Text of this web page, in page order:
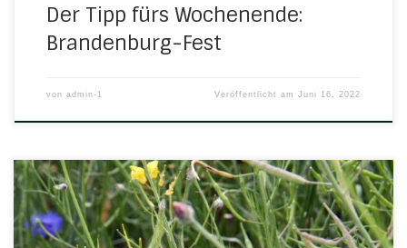
Der Tipp fürs Wochenende:
Brandenburg-Fest
von admin-1 Veröffentlicht amJuni 16, 2022
Die Gedanken gingen auch in die Ukraine – die 7.
Schlepperwallfahrt bewegte sich auf neuen Wegen und